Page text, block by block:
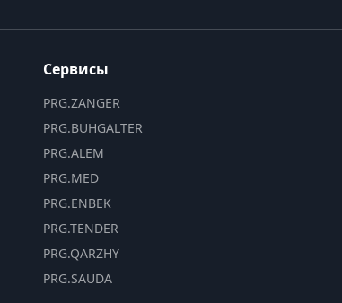
Сервисы
PRG.ZANGER
PRG.BUHGALTER
PRG.ALEM
PRG.MED
PRG.ENBEK
PRG.TENDER
PRG.QARZHY
PRG.SAUDA